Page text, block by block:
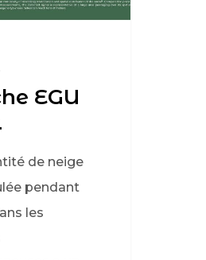
EGU
de neige
pendant
les